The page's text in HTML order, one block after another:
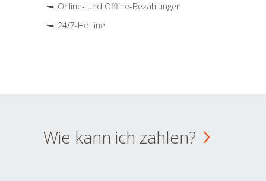
Online- und Offline-Bezahlungen
24/7-Hotline
Wie kann ich zahlen?